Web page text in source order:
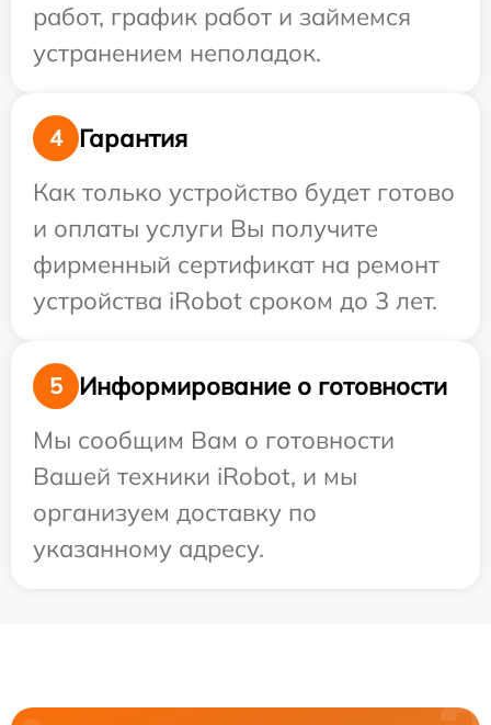
работ, график работ и займемся
устранением неполадок.
4
Гарантия
Как только устройство будет готово
и оплаты услуги Вы получите
фирменный сертификат на ремонт
устройства iRobot сроком до 3 лет.
5
Информирование о готовности
Мы сообщим Вам о готовности
Вашей техники iRobot, и мы
организуем доставку по
указанному адресу.